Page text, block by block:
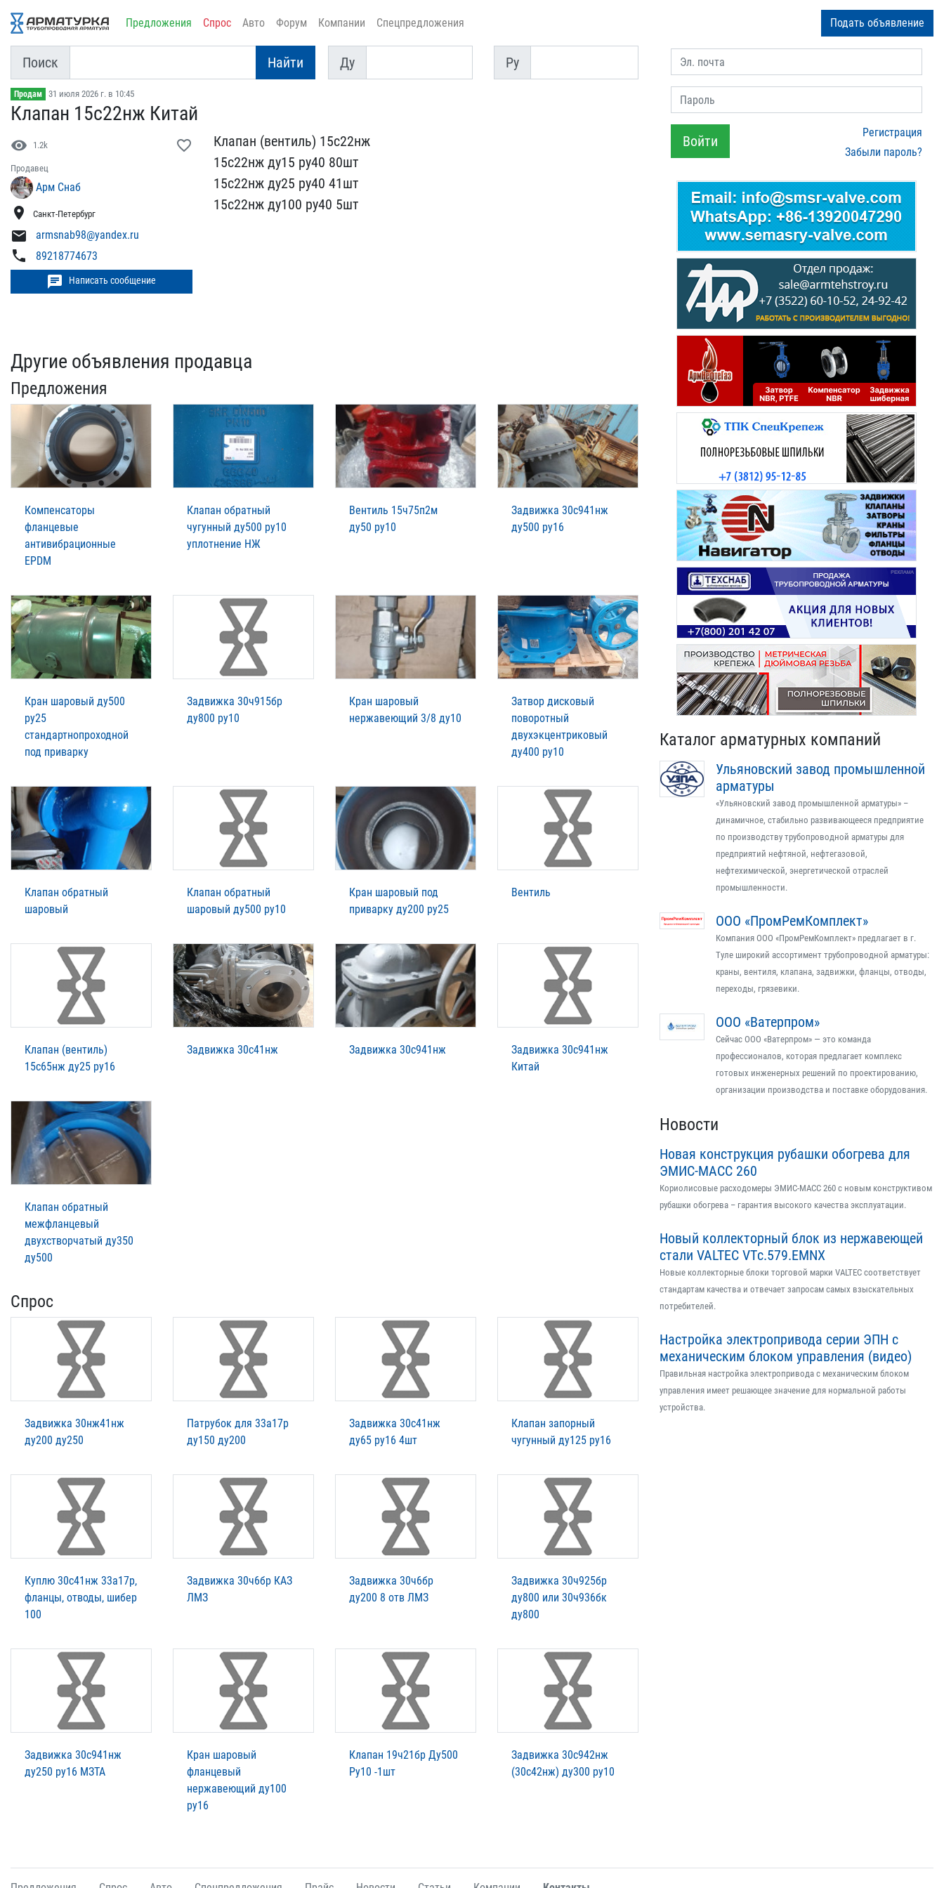
Предложения Спрос Авто Форум Компании Спецпредложения Подать объявление
Поиск Найти
Ду
Ду
Py
Py
Продам 31 июля 2026 г. в 10:45
Клапан 15с22нж Китай
visibility 1.2k favorite_border
Продавец
Арм Снаб
location_on Санкт-Петербург
mail armsnab98@yandex.ru
phone 89218774673
chat Написать сообщение
Клапан (вентиль) 15с22нж​
15с22нж ду15 ру40 80шт
​15с22нж ду25 ру40 41шт
1​5с22нж ду100 ру40 5шт
Другие объявления продавца
Предложения
Компенсаторы
фланцевые
антивибрационные
EPDM
Клапан обратный
чугунный ду500 ру10
уплотнение НЖ
Вентиль 15ч75п2м
ду50 ру10
Задвижка 30с941нж
ду500 ру16
Кран шаровый ду500
ру25
стандартнопроходной
под приварку
Задвижка 30ч915бр
ду800 ру10
Кран шаровый
нержавеющий 3/8 ду10
Затвор дисковый
поворотный
двухэкцентриковый
ду400 ру10
Клапан обратный
шаровый
Клапан обратный
шаровый ду500 ру10
Кран шаровый под
приварку ду200 ру25
Вентиль
Клапан (вентиль)
15с65нж ду25 ру16
Задвижка 30с41нж Задвижка 30с941нж
Задвижка 30с941нж
Китай
Клапан обратный
межфланцевый
двухстворчатый ду350
ду500
Спрос
Задвижка 30нж41нж
ду200 ду250
Патрубок для 33а17р
ду150 ду200
Задвижка 30с41нж
ду65 ру16 4шт
Клапан запорный
чугунный ду125 ру16
Куплю 30с41нж 33а17р,
фланцы, отводы, шибер
100
Задвижка 30ч6бр КАЗ
ЛМЗ
Задвижка 30ч6бр
ду200 8 отв ЛМЗ
Задвижка 30ч925бр
ду800 или 30ч936бк
ду800
Задвижка 30с941нж
ду250 ру16 МЗТА
Кран шаровый
фланцевый
нержавеющий ду100
ру16
Клапан 19ч21бр Ду500
Ру10 -1шт
Задвижка 30с942нж
(30с42нж) ду300 ру10
Эл. почта
Пароль
Войти
Регистрация
Забыли пароль?
Каталог арматурных компаний
Ульяновский завод промышленной
арматуры
«Ульяновский завод промышленной арматуры» –
динамичное, стабильно развивающееся предприятие
по производству трубопроводной арматуры для
предприятий нефтяной, нефтегазовой,
нефтехимической, энергетической отраслей
промышленности.
ООО «ПромРемКомплект»
Компания ООО «ПромРемКомплект» предлагает в г.
Туле широкий ассортимент трубопроводной арматуры:
краны, вентиля, клапана, задвижки, фланцы, отводы,
переходы, грязевики.
ООО «Ватерпром»
Сейчас ООО «Ватерпром» — это команда
профессионалов, которая предлагает комплекс
готовых инженерных решений по проектированию,
организации производства и поставке оборудования.
Новости
Новая конструкция рубашки обогрева для
ЭМИС-МАСС 260
Кориолисовые расходомеры ЭМИС-МАСС 260 с новым конструктивом
рубашки обогрева – гарантия высокого качества эксплуатации.
Новый коллекторный блок из нержавеющей
стали VALTEC VTс.579.EMNX
Новые коллекторные блоки торговой марки VALTEC соответствует
стандартам качества и отвечает запросам самых взыскательных
потребителей.
Настройка электропривода серии ЭПН с
механическим блоком управления (видео)
Правильная настройка электропривода с механическим блоком
управления имеет решающее значение для нормальной работы
устройства.